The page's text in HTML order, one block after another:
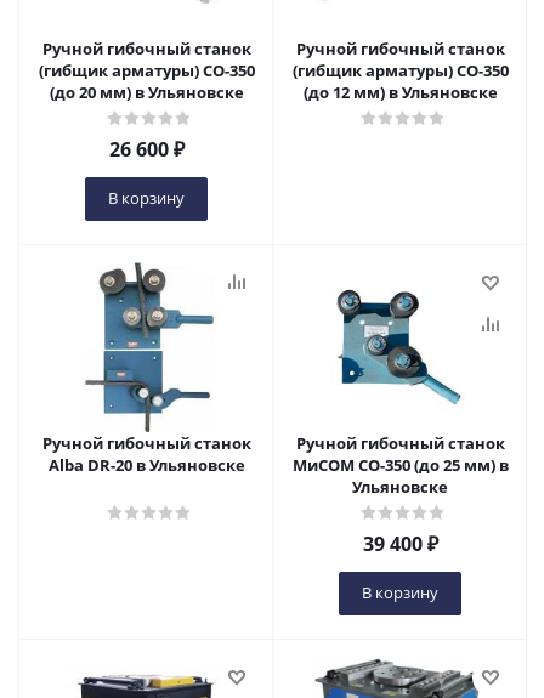
Ручной гибочный станок
(гибщик арматуры) СО-350
(до 20 мм) в Ульяновске
26 600₽
В корзину
Ручной гибочный станок
(гибщик арматуры) СО-350
(до 12 мм) в Ульяновске
Ручной гибочный станок
Alba DR-20 в Ульяновске
Ручной гибочный станок
МиСОМ СО-350 (до 25 мм) в
Ульяновске
39 400₽
В корзину